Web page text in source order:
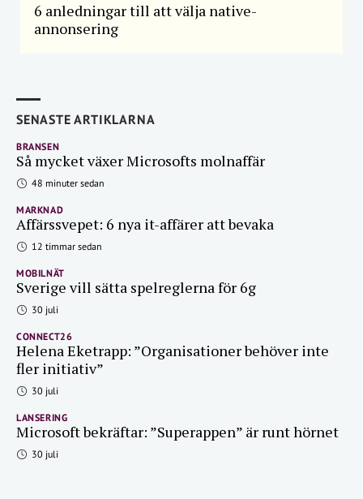
6 anledningar till att välja native-
annonsering
SENASTE ARTIKLARNA
BRANSEN
Så mycket växer Microsofts molnaffär
48 minuter sedan
MARKNAD
Affärssvepet: 6 nya it-affärer att bevaka
12 timmar sedan
MOBILNÄT
Sverige vill sätta spelreglerna för 6g
30 juli
CONNECT26
Helena Eketrapp: ”Organisationer behöver inte
fler initiativ”
30 juli
LANSERING
Microsoft bekräftar: ”Superappen” är runt hörnet
30 juli